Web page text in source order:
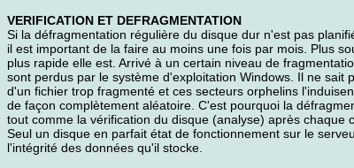
VERIFICATION ET DEFRAGMENTATION
Si la défragmentation régulière du disque dur n'est pas
il est important de la faire au moins une fois par mois. Plus
plus rapide elle est. Arrivé à un certain niveau de
sont perdus par le système d'exploitation Windows. Il ne sait
d'un fichier trop fragmenté et ces secteurs orphelins
de façon complètement aléatoire. C'est pourquoi la
tout comme la vérification du disque (analyse) après chaque
Seul un disque en parfait état de fonctionnement sur le
l'intégrité des données qu'il stocke.